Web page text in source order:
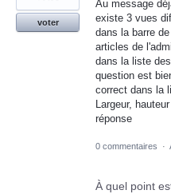
Au message
existe 3 vues
dans la barre
articles de
dans la liste
question est
correct dans la
Largeur,
réponse
voter
0 commentaires ·
À quel point